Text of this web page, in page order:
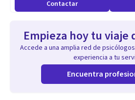
Contactar
Empieza hoy tu viaje
Accede a una amplia red de
experiencia a tu
Encuentra